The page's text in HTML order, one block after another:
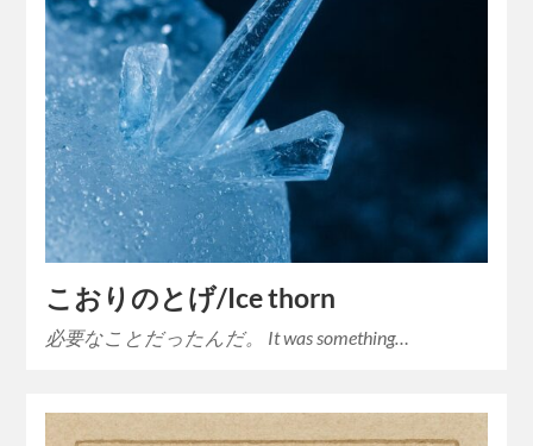
こおりのとげ/Ice thorn
必要なことだったんだ。 It was something…